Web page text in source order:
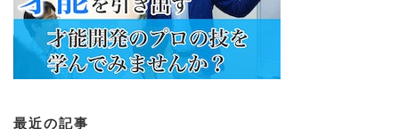
最近の記事